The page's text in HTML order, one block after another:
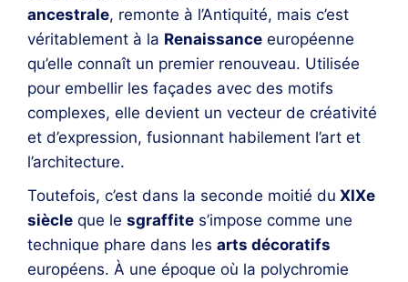
ancestrale, remonte à l’Antiquité, mais c’est
véritablement à la Renaissance européenne
qu’elle connaît un premier renouveau. Utilisée
pour embellir les façades avec des motifs
complexes, elle devient un vecteur de créativité
et d’expression, fusionnant habilement l’art et
l’architecture.
Toutefois, c’est dans la seconde moitié du XIXe
siècle que le sgraffite s’impose comme une
technique phare dans les arts décoratifs
européens. À une époque où la polychromie